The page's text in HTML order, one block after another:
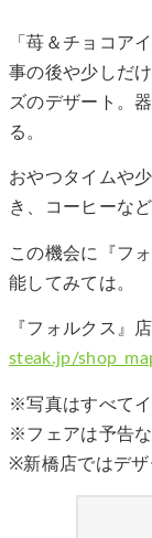
「苺＆チョコア
事の後や少しだ
ズのデザート。
る。
おやつタイムや
き、コーヒーな
この機会に『フ
能してみては。
『フォルクス』
steak.jp/
※写真はすべてイ
※フェアは予告な
※新橋店ではデザ